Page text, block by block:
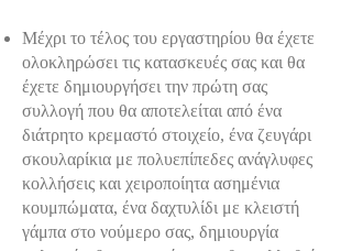
Μέχρι το τέλος του εργαστηρίου θα έχετε
ολοκληρώσει τις κατασκευές σας και θα
έχετε δημιουργήσει την πρώτη σας
συλλογή που θα αποτελείται από ένα
διάτρητο κρεμαστό στοιχείο, ένα ζευγάρι
σκουλαρίκια με πολυεπίπεδες ανάγλυφες
κολλήσεις και χειροποίητα ασημένια
κουμπώματα, ένα δαχτυλίδι με κλειστή
γάμπα στο νούμερο σας, δημιουργία